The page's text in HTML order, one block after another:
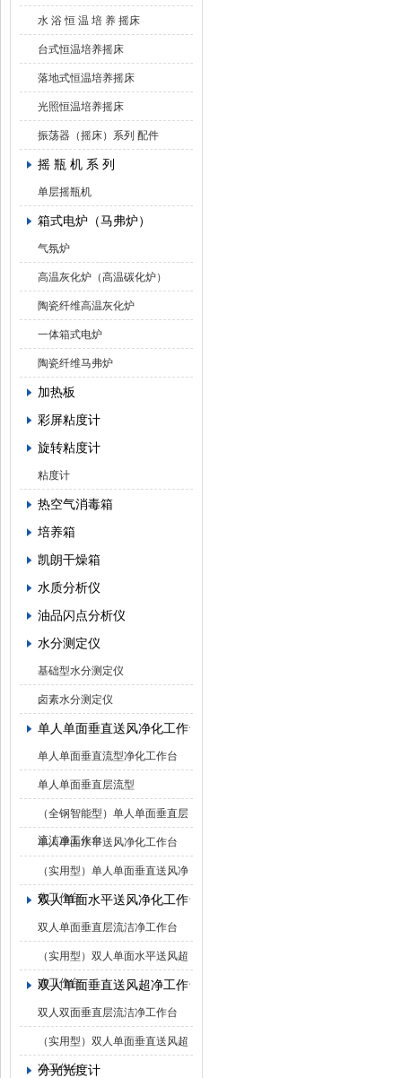
水 浴 恒 温 培 养 摇床
台式恒温培养摇床
落地式恒温培养摇床
光照恒温培养摇床
振荡器（摇床）系列 配件
摇 瓶 机 系 列
单层摇瓶机
箱式电炉（马弗炉）
气氛炉
高温灰化炉（高温碳化炉）
陶瓷纤维高温灰化炉
一体箱式电炉
陶瓷纤维马弗炉
加热板
彩屏粘度计
旋转粘度计
粘度计
热空气消毒箱
培养箱
凯朗干燥箱
水质分析仪
油品闪点分析仪
水分测定仪
基础型水分测定仪
卤素水分测定仪
单人单面垂直送风净化工作台
单人单面垂直流型净化工作台
单人单面垂直层流型
（全钢智能型）单人单面垂直层
流洁净工作台
单人单面水平送风净化工作台
（实用型）单人单面垂直送风净
化工作台
双人单面水平送风净化工作台
双人单面垂直层流洁净工作台
（实用型）双人单面水平送风超
净工作台
双人单面垂直送风超净工作台
双人双面垂直层流洁净工作台
（实用型）双人单面垂直送风超
净工作台
分光光度计